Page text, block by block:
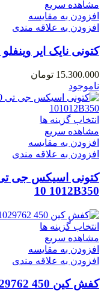
مشاهده سریع
افزودن به مقایسه
افزودن به علاقه مندی
کتونی نایک ایر وینفلو 9 Nike Air winflo 9 DD6203006
15.300.000 تومان
ناموجود
انتخاب گزینه ها
مشاهده سریع
افزودن به مقایسه
افزودن به علاقه مندی
10 1012B350
انتخاب گزینه ها
مشاهده سریع
افزودن به مقایسه
افزودن به علاقه مندی
کفش کین 450 Keen 450 1029762